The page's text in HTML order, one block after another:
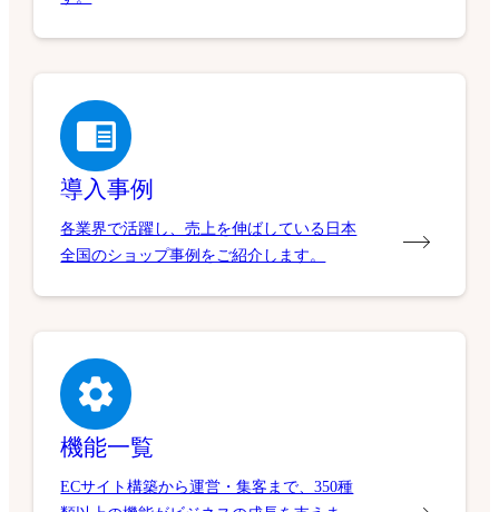
導入事例
各業界で活躍し、売上を伸ばしている日本
全国のショップ事例をご紹介します。
機能一覧
ECサイト構築から運営・集客まで、350種